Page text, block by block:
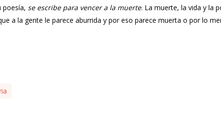
poesía, se escribe para vencer a la muerte. La muerte, la vida y la
a la gente le parece aburrida y por eso parece muerta o por lo